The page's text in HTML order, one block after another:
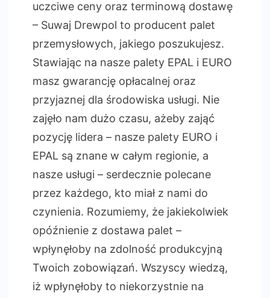
uczciwe ceny oraz terminową dostawę
– Suwaj Drewpol to producent palet
przemysłowych, jakiego poszukujesz.
Stawiając na nasze palety EPAL i EURO
masz gwarancję opłacalnej oraz
przyjaznej dla środowiska usługi. Nie
zajęło nam dużo czasu, ażeby zająć
pozycję lidera – nasze palety EURO i
EPAL są znane w całym regionie, a
nasze usługi – serdecznie polecane
przez każdego, kto miał z nami do
czynienia. Rozumiemy, że jakiekolwiek
opóźnienie z dostawa palet –
wpłynęłoby na zdolność produkcyjną
Twoich zobowiązań. Wszyscy wiedzą,
iż wpłynęłoby to niekorzystnie na